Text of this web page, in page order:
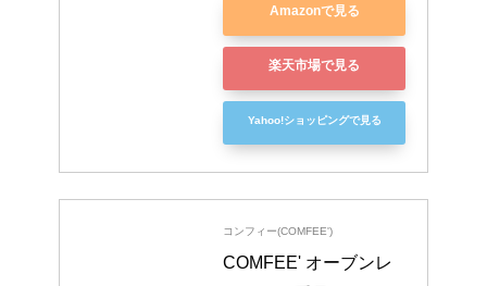
Amazonで見る
楽天市場で見る
Yahoo!ショッピングで見る
コンフィー(COMFEE')
COMFEE' オーブンレ